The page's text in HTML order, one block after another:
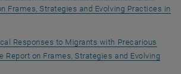
Frames, Strategies and Evolving Practices in
URL in einem neuen Fenster
Responses to Migrants with Precarious
Report on Frames, Strategies and Evolving
eine externe URL in einem neuen Fenster